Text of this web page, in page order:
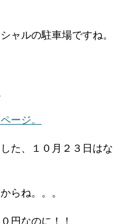
ャルの駐車場ですね。
ージ。
た、１０月２３日はな
らね。。。
円なのに！！